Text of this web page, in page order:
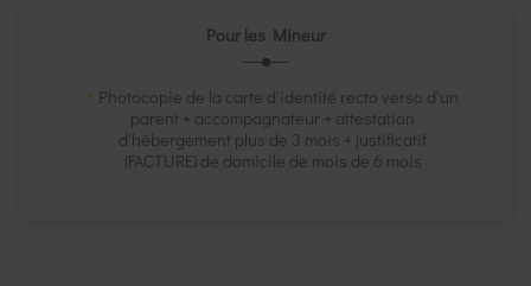
Pour les Mineur
Photocopie de la carte d'identité recto verso d'un
parent + accompagnateur + attestation
d'hébergement plus de 3 mois + justificatif
(FACTURE) de domicile de mois de 6 mois